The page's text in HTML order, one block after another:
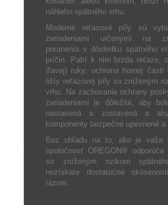
náhleho spätného vrhu.
Moderné reťazové píly sú
zariadeniami určenými na
poranenia v dôsledku spätného
príčin. Patrí k nim brzda reťaze,
(ľavej) ruky, ochrana hornej
lišty reťazovej píly so zníženým
vrhu. Na zachovanie ochrany
zariadeniami je dôležité, aby
nastavená a zostavená a
komponenty bezpečne upevnené a
Bez ohľadu na to, ako je vaša
spoločnosť OREGON®
so zníženým rizikom
nezískate dostatočné
rázom.